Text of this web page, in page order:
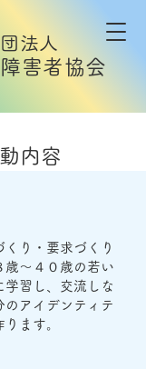
法人
害者協会
内容
り・要求づくり
歳～４０歳の若い
学習し、交流しな
のアイデンティテ
ります。